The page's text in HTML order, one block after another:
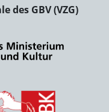
des GBV (VZG)